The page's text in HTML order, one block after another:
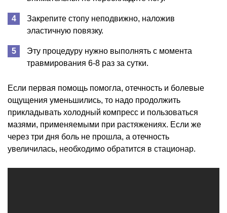
Закрепите стопу неподвижно, наложив
эластичную повязку.
Эту процедуру нужно выполнять с момента
травмирования 6-8 раз за сутки.
Если первая помощь помогла, отечность и болевые
ощущения уменьшились, то надо продолжить
прикладывать холодный компресс и пользоваться
мазями, применяемыми при растяжениях. Если же
через три дня боль не прошла, а отечность
увеличилась, необходимо обратится в стационар.